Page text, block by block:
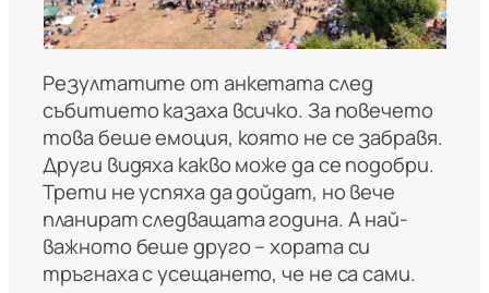
Резултатите от анкетата след
събитието казаха всичко. За повечето
това беше емоция, която не се забравя.
Други видяха какво може да се подобри.
Трети не успяха да дойдат, но вече
планират следващата година. А най-
важното беше друго – хората си
тръгнаха с усещането, че не са сами.